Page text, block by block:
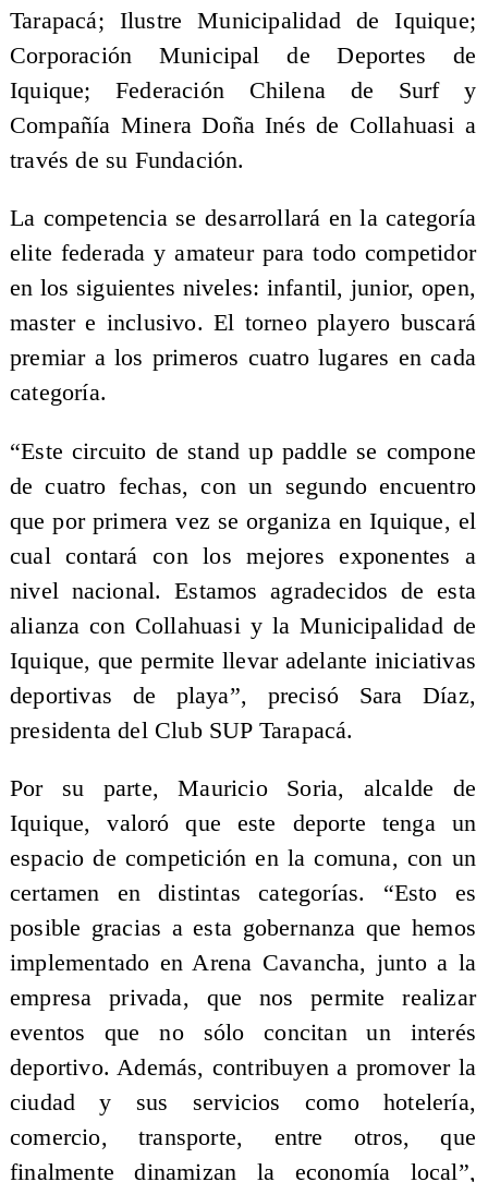
Tarapacá; Ilustre Municipalidad de Iquique;
Corporación Municipal de Deportes de
Iquique; Federación Chilena de Surf y
Compañía Minera Doña Inés de Collahuasi a
través de su Fundación.
La competencia se desarrollará en la categoría
elite federada y amateur para todo competidor
en los siguientes niveles: infantil, junior, open,
master e inclusivo. El torneo playero buscará
premiar a los primeros cuatro lugares en cada
categoría.
“Este circuito de stand up paddle se compone
de cuatro fechas, con un segundo encuentro
que por primera vez se organiza en Iquique, el
cual contará con los mejores exponentes a
nivel nacional. Estamos agradecidos de esta
alianza con Collahuasi y la Municipalidad de
Iquique, que permite llevar adelante iniciativas
deportivas de playa”, precisó Sara Díaz,
presidenta del Club SUP Tarapacá.
Por su parte, Mauricio Soria, alcalde de
Iquique, valoró que este deporte tenga un
espacio de competición en la comuna, con un
certamen en distintas categorías. “Esto es
posible gracias a esta gobernanza que hemos
implementado en Arena Cavancha, junto a la
empresa privada, que nos permite realizar
eventos que no sólo concitan un interés
deportivo. Además, contribuyen a promover la
ciudad y sus servicios como hotelería,
comercio, transporte, entre otros, que
finalmente dinamizan la economía local”,